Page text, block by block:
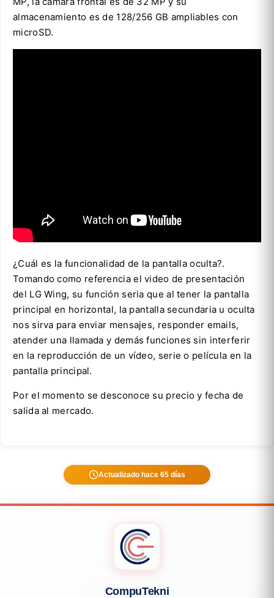
almacenamiento es de 128/256 GB ampliables con
microSD.
¿Cuál es la funcionalidad de la pantalla oculta?.
Tomando como referencia el video de presentación
del LG Wing, su función seria que al tener la pantalla
principal en horizontal, la pantalla secundaria u oculta
nos sirva para enviar mensajes, responder emails,
atender una llamada y demás funciones sin interferir
en la reproducción de un vídeo, serie o película en la
pantalla principal.
Por el momento se desconoce su precio y fecha de
salida al mercado.
Actualizado hace 65 días
CompuTekni